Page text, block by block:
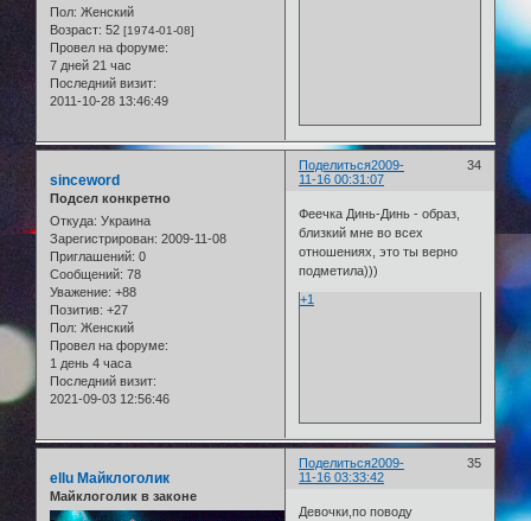
Пол: Женский
Возраст: 52 [1974-01-08]
Провел на форуме:
7 дней 21 час
Последний визит:
2011-10-28 13:46:49
Поделиться 34
2009-
11-16 00:31:07
sinceword
Подсел конкретно
Откуда: Украина
Зарегистрирован: 2009-11-08
Приглашений: 0
Сообщений: 78
Уважение: +88
Позитив: +27
Пол: Женский
Провел на форуме:
1 день 4 часа
Последний визит:
2021-09-03 12:56:46
Феечка Динь-Динь - образ,
близкий мне во всех
отношениях, это ты верно
подметила)))
+1
Поделиться 35
2009-
11-16 03:33:42
ellu Майклоголик
Майклоголик в законе
Девочки,по поводу